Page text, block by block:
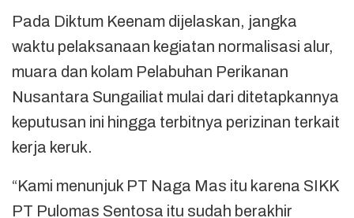
Pada Diktum Keenam dijelaskan, jangka
waktu pelaksanaan kegiatan normalisasi alur,
muara dan kolam Pelabuhan Perikanan
Nusantara Sungailiat mulai dari ditetapkannya
keputusan ini hingga terbitnya perizinan terkait
kerja keruk.
“Kami menunjuk PT Naga Mas itu karena SIKK
PT Pulomas Sentosa itu sudah berakhir